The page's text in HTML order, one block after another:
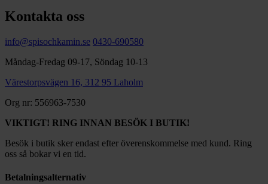
Kontakta oss
info@spisochkamin.se 0430-690580
Måndag-Fredag 09-17, Söndag 10-13
Värestorpsvägen 16, 312 95 Laholm
Org nr: 556963-7530
VIKTIGT! RING INNAN BESÖK I BUTIK!
Besök i butik sker endast efter överenskommelse med kund. Ring
oss så bokar vi en tid.
Betalningsalternativ